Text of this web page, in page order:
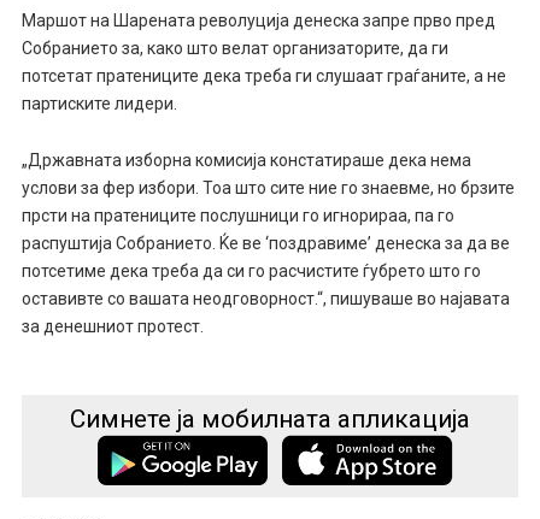
Маршот на Шарената револуција денеска запре прво пред
Собранието за, како што велат организаторите, да ги
потсетат пратениците дека треба ги слушаат граѓаните, а не
партиските лидери.
„Државната изборна комисија констатираше дека нема
услови за фер избори. Тоа што сите ние го знаевме, но брзите
прсти на пратениците послушници го игнорираа, па го
распуштија Собранието. Ќе ве ‘поздравиме’ денеска за да ве
потсетиме дека треба да си го расчистите ѓубрето што го
оставивте со вашата неодговорност.“, пишуваше во најавата
за денешниот протест.
Симнете ја мобилната апликација